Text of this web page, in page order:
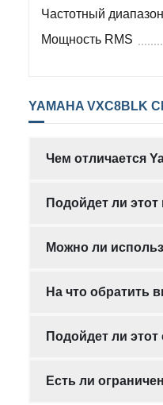
Частотный диапазон
Мощность RMS
YAMAHA VXC8BLK
Чем отличается
Подойдет ли
Можно ли
На что обратить
Подойдет ли
Есть ли